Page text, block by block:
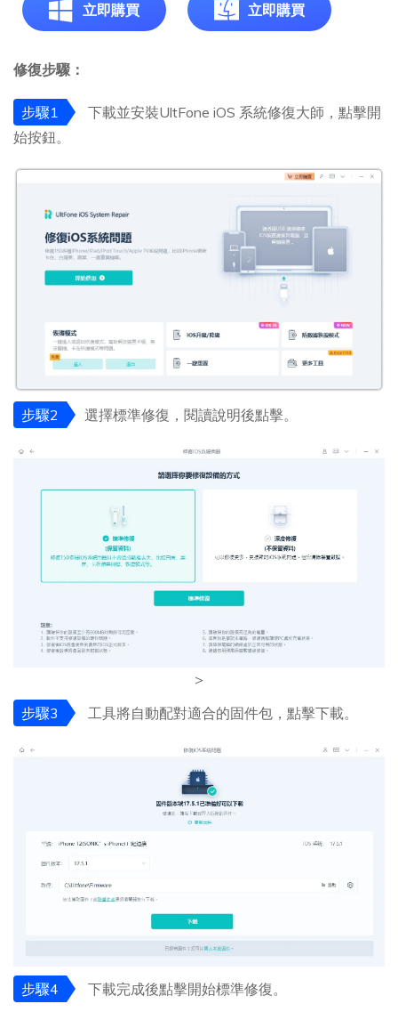
立即購買 立即購買
修復步驟：
步驟1
下載並安裝UltFone iOS 系統修復大師，點擊開
始按鈕。
步驟2 選擇標準修復，閱讀說明後點擊。
>
步驟3
工具將自動配對適合的固件包，點擊下載。
步驟4 下載完成後點擊開始標準修復。